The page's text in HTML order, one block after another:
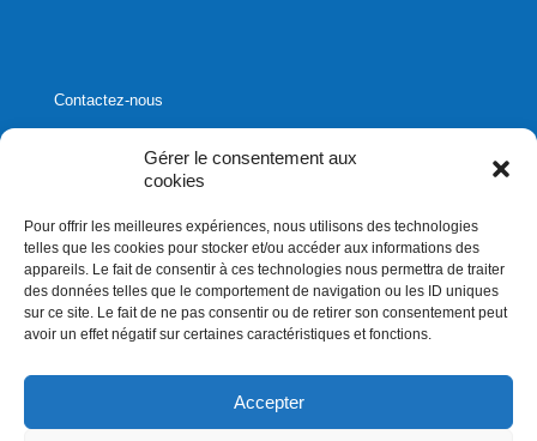
Gérer le consentement aux
cookies
Pour offrir les meilleures expériences, nous utilisons des technologies
telles que les cookies pour stocker et/ou accéder aux informations des
appareils. Le fait de consentir à ces technologies nous permettra de traiter
des données telles que le comportement de navigation ou les ID uniques
sur ce site. Le fait de ne pas consentir ou de retirer son consentement peut
avoir un effet négatif sur certaines caractéristiques et fonctions.
Accepter
Contactez-nous
1020, rue Bouvier, suite 400,
Québec (Québec) G2K 0K9
info[]affluences.ca
418.684.8881